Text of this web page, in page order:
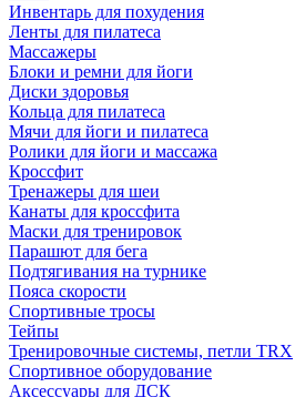
Инвентарь для похудения
Ленты для пилатеса
Массажеры
Блоки и ремни для йоги
Диски здоровья
Кольца для пилатеса
Мячи для йоги и пилатеса
Ролики для йоги и массажа
Кроссфит
Тренажеры для шеи
Канаты для кроссфита
Маски для тренировок
Парашют для бега
Подтягивания на турнике
Пояса скорости
Спортивные тросы
Тейпы
Тренировочные системы, петли TRX
Спортивное оборудование
Аксессуары для ДСК